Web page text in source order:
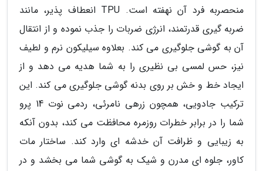
منحصربه فرد آن نهفته است. TPU انعطاف پذیر، مانند
ضربه گیری قدرتمند، انرژی ضربات را جذب نموده و از انتقال
آن به گوشی جلوگیری می کند. بعلاوه سیلیکون نرم و لطیف
نیز، حس لمسی بی نظیری را به شما هدیه می دهد و از
ایجاد خط و خش بر روی بدنه گوشی جلوگیری می کند. این
ترکیب جادویی، همچون زرهی نامرئی، ردمی نوت 14 پرو
شما را در برابر خطرات روزمره محافظت می کند، بدون آنکه
به زیبایی و ظرافت آن خدشه ای وارد کند. ساختار مات
کاور، جلوه ای مدرن و شیک به گوشی شما می بخشد و در